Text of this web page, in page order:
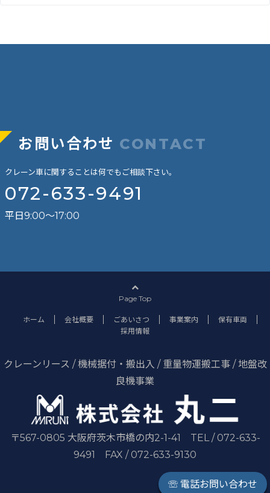
☏ 電話お問い合わせ
お問い合わせ CONTACT
クレーン車に関することは何でもご相談下さい。
072-633-9491
平日9:00～17:00
Page Top
ホーム 会社概要 ごあいさつ 事業案内
保有車両
採用情報
クレーンリース / 機械据付・搬出入 / 重量物運搬工事 / 地盤改
良機事業
〒567-0805 大阪府茨木市橋の内2-1-41 TEL / 072-633-
9491 FAX / 072-633-9130